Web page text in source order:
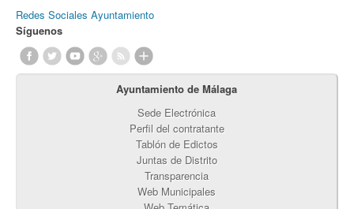
Redes Sociales Ayuntamiento
Síguenos
Ayuntamiento de Málaga
Sede Electrónica
Perfil del contratante
Tablón de Edictos
Juntas de Distrito
Transparencia
Web Municipales